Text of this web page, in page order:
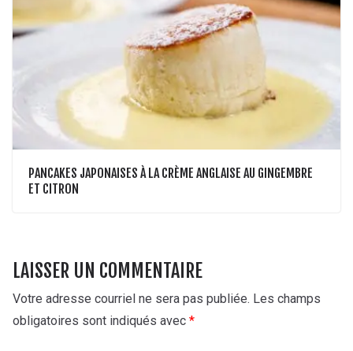
PANCAKES JAPONAISES À LA CRÈME ANGLAISE AU GINGEMBRE
ET CITRON
LAISSER UN COMMENTAIRE
Votre adresse courriel ne sera pas publiée. Les champs
obligatoires sont indiqués avec *